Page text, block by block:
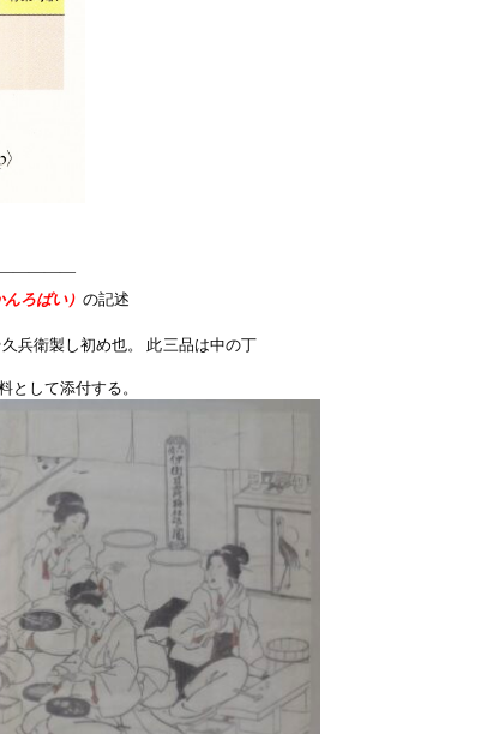
ろばい） の記述
兵衛製し初め也。 此三品は中の丁
として添付する。